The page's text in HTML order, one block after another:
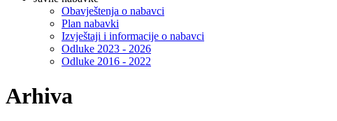
Obavještenja o nabavci
Plan nabavki
Izvještaji i informacije o nabavci
Odluke 2023 - 2026
Odluke 2016 - 2022
Arhiva